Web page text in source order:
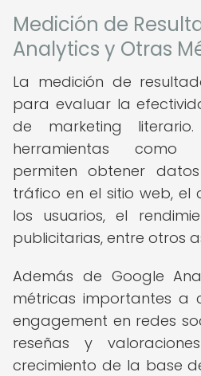
Medición de
Analytics y Otras
La medición de
para evaluar la
de marketing
herramientas como
permiten obtener
tráfico en el sitio web,
los usuarios, el
publicitarias, entre otros
Además de Google
métricas importantes a
engagement en redes
reseñas y
crecimiento de la base